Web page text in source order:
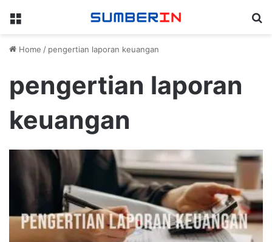
Menu
Home / pengertian laporan keuangan
pengertian laporan
keuangan